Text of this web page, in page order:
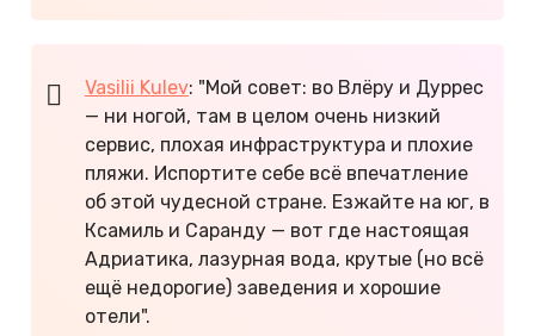
Vasilii Kulev: "Мой совет: во Влёру и Дуррес
— ни ногой, там в целом очень низкий
сервис, плохая инфраструктура и плохие
пляжи. Испортите себе всё впечатление
об этой чудесной стране. Езжайте на юг, в
Ксамиль и Саранду — вот где настоящая
Адриатика, лазурная вода, крутые (но всё
ещё недорогие) заведения и хорошие
отели".